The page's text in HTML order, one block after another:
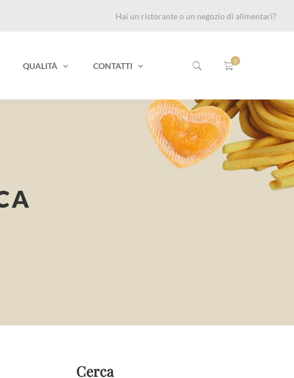
Hai un ristorante o un negozio di alimentari?
QUALITÀ CONTATTI
Cerca